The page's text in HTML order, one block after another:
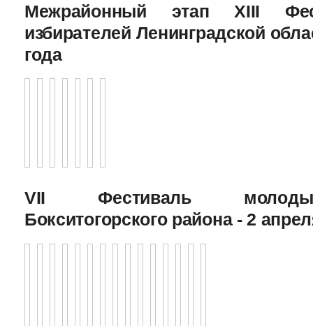
Межрайонный этап XIII
избирателей Ленинградской
года
VII Фестиваль
Бокситогорского района - 2